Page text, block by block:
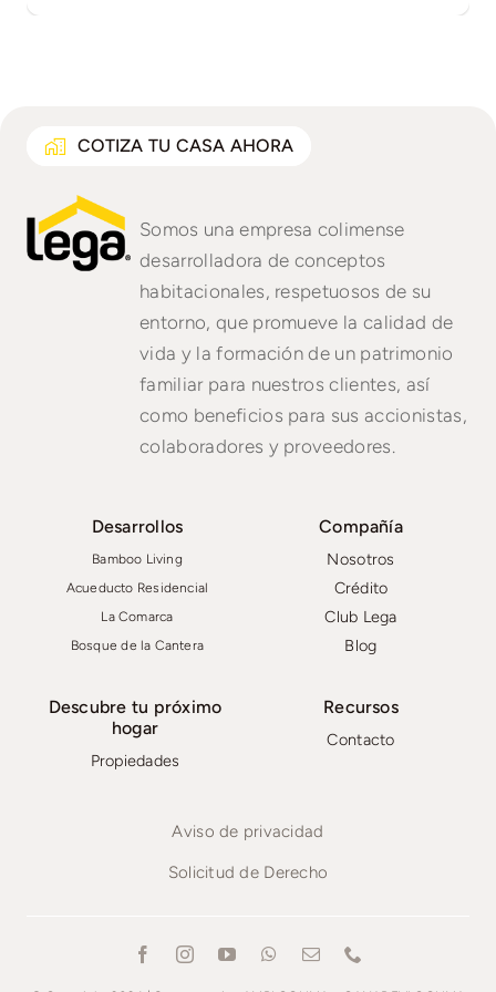
COTIZA TU CASA AHORA
Somos una empresa colimense
desarrolladora de conceptos
habitacionales, respetuosos de su
entorno, que promueve la calidad de
vida y la formación de un patrimonio
familiar para nuestros clientes, así
como beneficios para sus accionistas,
colaboradores y proveedores.
Compañía
Nosotros
Crédito
Club Lega
Blog
Desarrollos
Bamboo Living
Acueducto Residencial
La Comarca
Bosque de la Cantera
Descubre tu próximo
hogar
Propiedades
Recursos
Contacto
Aviso de privacidad
Solicitud de Derecho